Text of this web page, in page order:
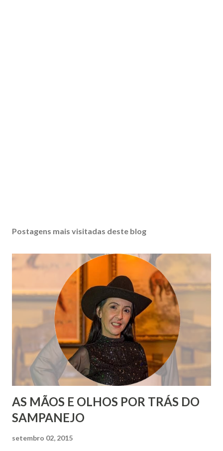
Postagens mais visitadas deste blog
AS MÃOS E OLHOS POR TRÁS DO
SAMPANEJO
setembro 02, 2015